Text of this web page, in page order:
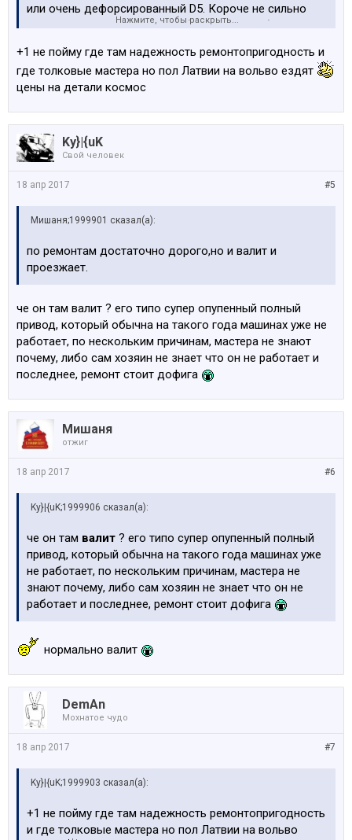
или очень дефорсированный D5. Короче не сильно
дешевый и специфичный в обслуге автомобиль.
По конкретике на вольвоклубе расскажут
Нажмите, чтобы раскрыть...
+1 не пойму где там надежность ремонтопригодность и
где толковые мастера но пол Латвии на вольво ездят
цены на детали космос
Ky}|{uK
Свой человек
#5
18 апр 2017
Мишаня;1999901 сказал(а):
по ремонтам достаточно дорого,но и валит и
проезжает.
че он там валит ? его типо супер опупенный полный
привод, который обычна на такого года машинах уже не
работает, по нескольким причинам, мастера не знают
почему, либо сам хозяин не знает что он не работает и
последнее, ремонт стоит дофига
Мишаня
отжиг
#6
18 апр 2017
Ky}|{uK;1999906 сказал(а):
че он там валит ? его типо супер опупенный полный
привод, который обычна на такого года машинах уже
не работает, по нескольким причинам, мастера не
знают почему, либо сам хозяин не знает что он не
работает и последнее, ремонт стоит дофига
нормально валит
DemAn
Мохнатое чудо
#7
18 апр 2017
Ky}|{uK;1999903 сказал(а):
+1 не пойму где там надежность ремонтопригодность
и где толковые мастера но пол Латвии на вольво